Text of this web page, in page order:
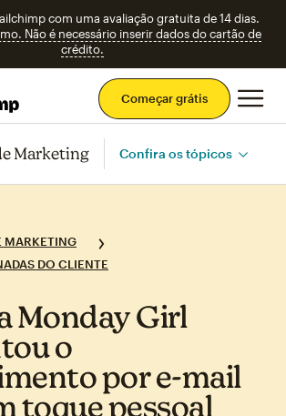
com uma avaliação gratuita de 14 dias.
Não é necessário inserir dados do cartão de
crédito.
Começar grátis
Marketing Confira os tópicos
MARKETING
DO CLIENTE
Monday Girl
o
por e‑mail
toque pessoal